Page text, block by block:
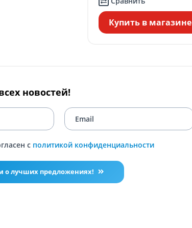
Купить в магазине
новостей!
с политикой конфиденциальности
о лучших предложениях!